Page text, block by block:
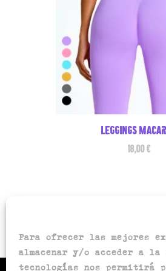
Para ofrecer las mejores
almacenar y/o acceder a
tecnologías nos permitirá
Leggings
18,00€